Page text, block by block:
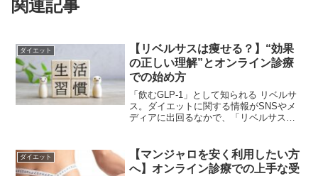
関連記事
ダイエット
【リベルサスは痩せる？】“効果
の正しい理解”とオンライン診療
での始め方
「飲むGLP-1」として知られる リベルサ
ス。ダイエットに関する情報がSNSやメ
ディアに出回るなかで、「リベルサスを
す。しかし、まず重要な点として リベル
サスは「痩身薬」と...
ダイエット
【マンジャロを安く利用したい方
へ】オンライン診療での上手な受